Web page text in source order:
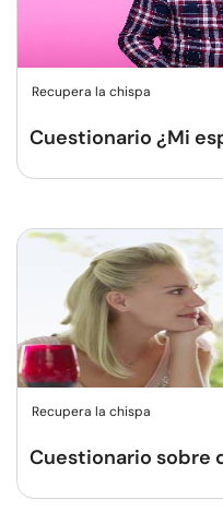
Recupera la chispa
Cuestionario ¿Mi
Recupera la chispa
Cuestionario sobre